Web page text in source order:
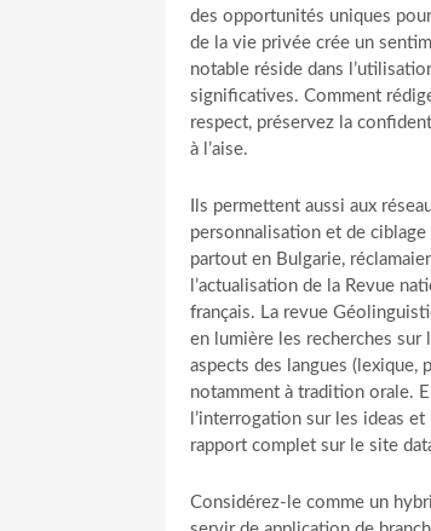
des opportunités uniques
de la vie privée crée un
notable réside dans
significatives. Comment
respect, préservez la
à l’aise.
Ils permettent aussi aux
personnalisation et de
partout en Bulgarie,
l’actualisation de la Revue
français. La revue
en lumière les recherches sur
aspects des langues
notamment à tradition orale.
l’interrogation sur les ideas
rapport complet sur le site
Considérez-le comme un